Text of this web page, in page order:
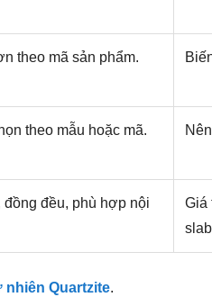
theo mã sản phẩm.
theo mẫu hoặc mã.
đồng đều, phù hợp nội
Giá
nhiên Quartzite.